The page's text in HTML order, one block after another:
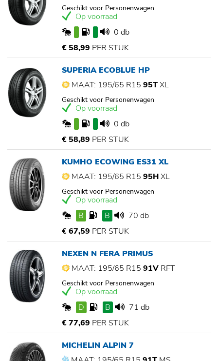
Geschikt voor Personenwagen
Op voorraad
0 db
€ 58,99 PER STUK
SUPERIA ECOBLUE HP
MAAT: 195/65 R15 95TXL
Geschikt voor Personenwagen
Op voorraad
0 db
€ 58,89 PER STUK
KUMHO ECOWING ES31 XL
MAAT: 195/65 R15 95HXL
Geschikt voor Personenwagen
Op voorraad
B
B
70 db
€ 67,59 PER STUK
NEXEN N FERA PRIMUS
MAAT: 195/65 R15 91V RFT
Geschikt voor Personenwagen
Op voorraad
D
B
71 db
€ 77,69 PER STUK
MICHELIN ALPIN 7